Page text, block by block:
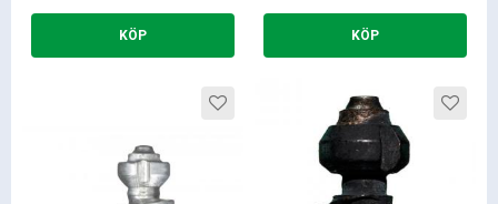
Lägg till i favoriter Lägg